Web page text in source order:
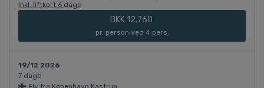
Inkl. liftkort 6 dage
DKK 12.760
pr. person ved 4 pers.
19/12 2026
7 dage
Fly fra København Kastrup